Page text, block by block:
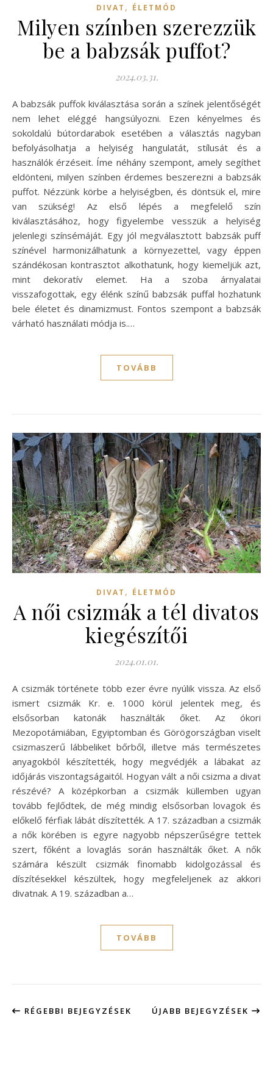
DIVAT , ÉLETMÓD
Milyen színben szerezzük
be a babzsák puffot?
2024.03.31.
A babzsák puffok kiválasztása során a színek jelentőségét
nem lehet eléggé hangsúlyozni. Ezen kényelmes és
sokoldalú bútordarabok esetében a választás nagyban
befolyásolhatja a helyiség hangulatát, stílusát és a
használók érzéseit. Íme néhány szempont, amely segíthet
eldönteni, milyen színben érdemes beszerezni a babzsák
puffot. Nézzünk körbe a helyiségben, és döntsük el, mire
van szükség! Az első lépés a megfelelő szín
kiválasztásához, hogy figyelembe vesszük a helyiség
jelenlegi színsémáját. Egy jól megválasztott babzsák puff
színével harmonizálhatunk a környezettel, vagy éppen
szándékosan kontrasztot alkothatunk, hogy kiemeljük azt,
mint dekoratív elemet. Ha a szoba árnyalatai
visszafogottak, egy élénk színű babzsák puffal hozhatunk
bele életet és dinamizmust. Fontos szempont a babzsák
várható használati módja is.…
TOVÁBB
DIVAT , ÉLETMÓD
A női csizmák a tél divatos
kiegészítői
2024.01.01.
A csizmák története több ezer évre nyúlik vissza. Az első
ismert csizmák Kr. e. 1000 körül jelentek meg, és
elsősorban katonák használták őket. Az ókori
Mezopotámiában, Egyiptomban és Görögországban viselt
csizmaszerű lábbeliket bőrből, illetve más természetes
anyagokból készítették, hogy megvédjék a lábakat az
időjárás viszontagságaitól. Hogyan vált a női csizma a divat
részévé? A középkorban a csizmák küllemben ugyan
tovább fejlődtek, de még mindig elsősorban lovagok és
előkelő férfiak lábát díszítették. A 17. században a csizmák
a nők körében is egyre nagyobb népszerűségre tettek
szert, főként a lovaglás során használták őket. A nők
számára készült csizmák finomabb kidolgozással és
díszítésekkel készültek, hogy megfeleljenek az akkori
divatnak. A 19. században a…
TOVÁBB
RÉGEBBI BEJEGYZÉSEK ÚJABB BEJEGYZÉSEK